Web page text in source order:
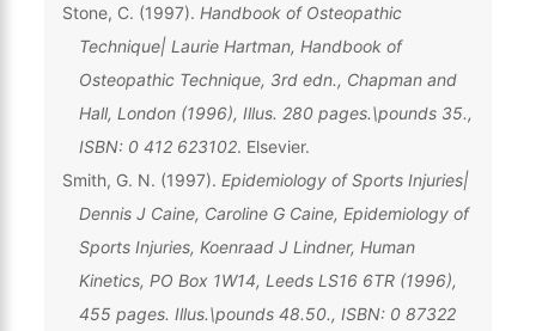
Stone, C. (1997). Handbook of Osteopathic
Technique| Laurie Hartman, Handbook of
Osteopathic Technique, 3rd edn., Chapman and
Hall, London (1996), Illus. 280 pages.\pounds 35.,
ISBN: 0 412 623102. Elsevier.
Smith, G. N. (1997). Epidemiology of Sports Injuries|
Dennis J Caine, Caroline G Caine, Epidemiology of
Sports Injuries, Koenraad J Lindner, Human
Kinetics, PO Box 1W14, Leeds LS16 6TR (1996),
455 pages. Illus.\pounds 48.50., ISBN: 0 87322